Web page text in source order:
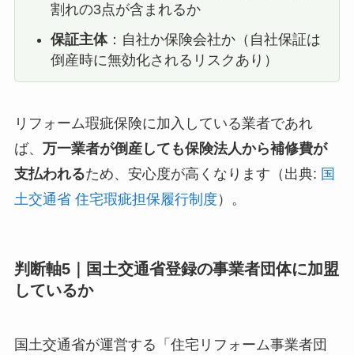
割れの3点が含まれるか
保証主体：自社か保険会社か（自社保証は
倒産時に無効化されるリスクあり）
リフォーム瑕疵保険に加入している業者であれ
ば、 万一業者が倒産しても保険法人から補修費が
支払われるため、安心度が高くなります（出典: 国
土交通省 住宅瑕疵担保履行制度 ）。
判断軸5｜国土交通省登録の事業者団体に加盟
しているか
国土交通省が運営する「住宅リフォーム事業者団